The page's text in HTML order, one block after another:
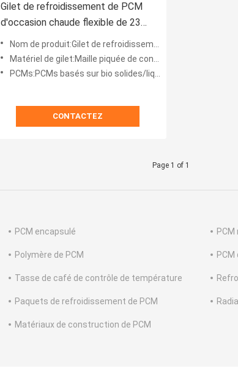
Gilet de refroidissement de PCM
d'occasion chaude flexible de 23
degrés
Nom de produit:Gilet de refroidissement de changement de phase
Matériel de gilet:Maille piquée de consolation respirable
PCMs:PCMs basés sur bio solides/liquides de SL-PCMs
CONTACTEZ
Page 1 of 1
PCM encapsulé
Polymère de PCM
Tasse de café de contrôle de température
Paquets de refroidissement de PCM
Matériaux de construction de PCM